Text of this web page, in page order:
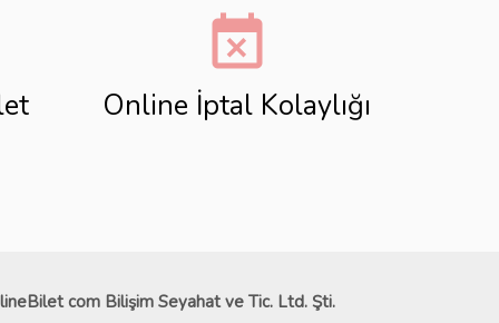
event_busy
Online İptal Kolaylığı
com Bilişim Seyahat ve Tic. Ltd. Şti.